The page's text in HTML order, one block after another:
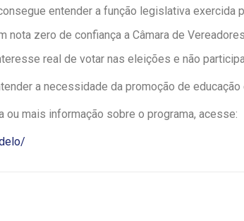
entender a função legislativa exercida
nota zero de confiança a Câmara de
real de votar nas eleições e não
a necessidade da promoção de
mais informação sobre o programa, acesse: